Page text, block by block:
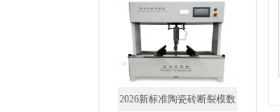
2026新标准陶瓷砖断裂模数